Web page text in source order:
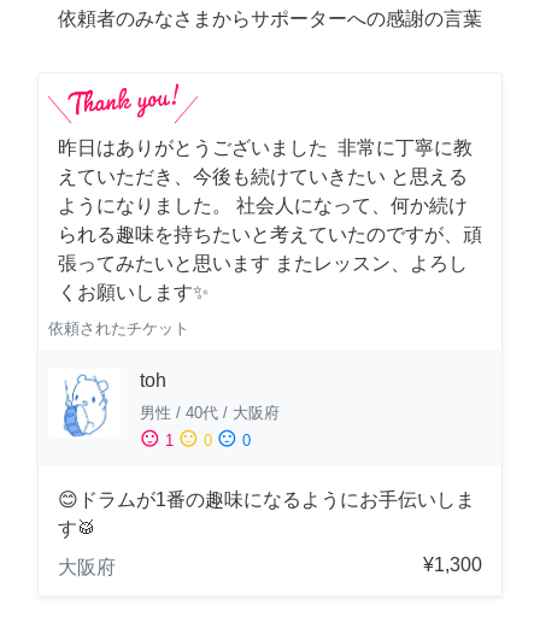
依頼者のみなさまからサポーターへの感謝の言葉
昨日はありがとうございました 非常に丁寧に教
えていただき、今後も続けていきたい と思える
ようになりました。 社会人になって、何か続け
られる趣味を持ちたいと考えていたのですが、頑
張ってみたいと思います またレッスン、よろし
くお願いします✨
依頼されたチケット
toh
男性 / 40代 / 大阪府
sentiment_satisfied 1 sentiment_neutral 0 sentiment_dissatisfied 0
😊ドラムが1番の趣味になるようにお手伝いしま
す🥁
大阪府
¥1,300